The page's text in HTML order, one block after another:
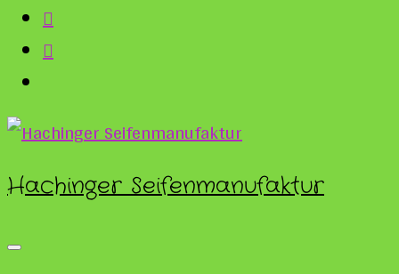
Hachinger Seifenmanufaktur